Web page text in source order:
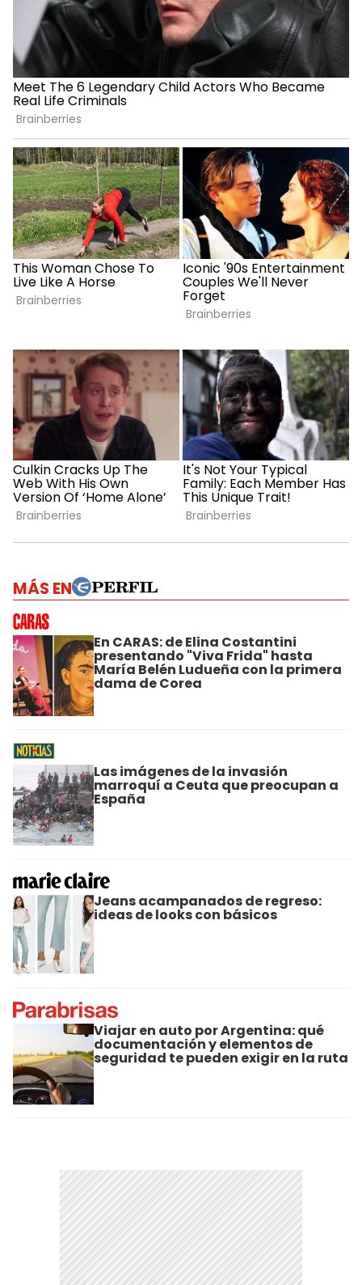
MÁS EN
En CARAS: de Elina Costantini
presentando "Viva Frida" hasta
María Belén Ludueña con la primera
dama de Corea
Las imágenes de la invasión
marroquí a Ceuta que preocupan a
España
Jeans acampanados de regreso:
ideas de looks con básicos
Viajar en auto por Argentina: qué
documentación y elementos de
seguridad te pueden exigir en la ruta